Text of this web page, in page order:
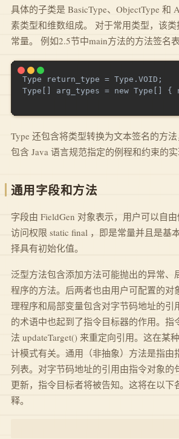
具体的子类是 BasicType、ObjectType 和
素类型和维数组成。 对于常用类型，该
常量。 例如2.5节中main方法的方法签名表
Type return_type = Type.VOID;
Type[] arg_types = new Type[] {
Type 还包含将类型转换为文本签名的方
包含 Java 语言规范指定的例程和约束的实
通用字段和方法
字段由 FieldGen 对象表示，用户可以自
访问权限 static final ，即是常量并且是基
择具有初始化值。
泛型方法包含添加方法可能抛出的异常、
程序的方法。后两者也由用户可配置的对
理程序和局部变量包含对字节码地址的引
的术语中也起到了指令目标器的作用。指
法 updateTarget() 来重定向引用。这在某
计模式有关。通用（非抽象）方法是指由
列表。对字节码地址的引用由指令对象的
更新，指令目标者将被告知。这将在以下
释。